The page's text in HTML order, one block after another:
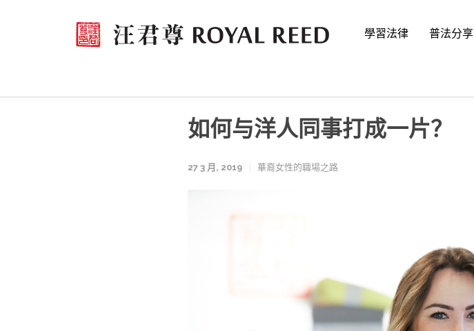
學習法律 普法分享
如何与洋人同事打成一片？
27 3 月, 2019 華裔女性的職場之路